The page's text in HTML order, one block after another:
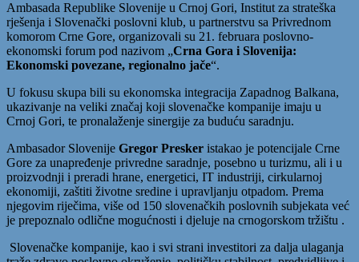
Ambasada Republike Slovenije u Crnoj Gori, Institut za strateška
rješenja i Slovenački poslovni klub, u partnerstvu sa Privrednom
komorom Crne Gore, organizovali su 21. februara poslovno-
ekonomski forum pod nazivom „Crna Gora i Slovenija:
Ekonomski povezane, regionalno jače“.
U fokusu skupa bili su ekonomska integracija Zapadnog Balkana,
ukazivanje na veliki značaj koji slovenačke kompanije imaju u
Crnoj Gori, te pronalaženje sinergije za buduću saradnju.
Ambasador Slovenije Gregor Presker istakao je potencijale Crne
Gore za unapređenje privredne saradnje, posebno u turizmu, ali i u
proizvodnji i preradi hrane, energetici, IT industriji, cirkularnoj
ekonomiji, zaštiti životne sredine i upravljanju otpadom. Prema
njegovim riječima, više od 150 slovenačkih poslovnih subjekata već
je prepoznalo odlične mogućnosti i djeluje na crnogorskom tržištu .
Slovenačke kompanije, kao i svi strani investitori za dalja ulaganja